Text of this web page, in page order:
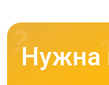
Нужна